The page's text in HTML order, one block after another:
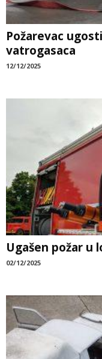
Požarevac
vatrogasaca
12/12/2025
Ugašen požar u
02/12/2025